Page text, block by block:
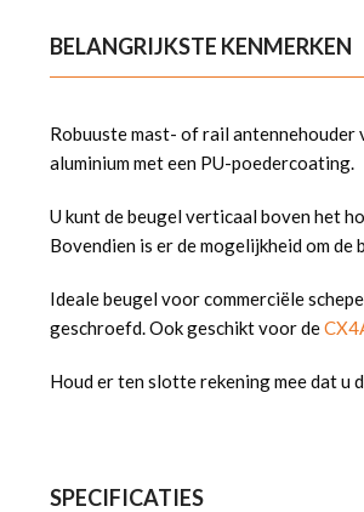
BELANGRIJKSTE KENMERKEN
Robuuste mast- of rail
aluminium met een PU-poedercoating.
U kunt de beugel verticaal boven het
Bovendien is er de mogelijkheid om
Ideale beugel voor commerciële
geschroefd. Ook geschikt voor de
Houd er ten slotte rekening mee dat u
SPECIFICATIES